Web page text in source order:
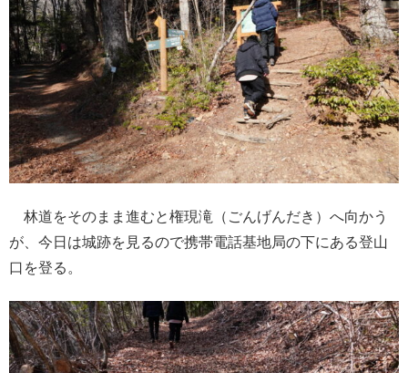
林道をそのまま進むと権現滝（ごんげんだき）へ向かう
が、今日は城跡を見るので携帯電話基地局の下にある登山
口を登る。